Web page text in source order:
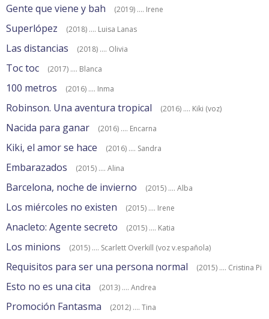
Gente que viene y bah (2019) .... Irene
Superlópez (2018) .... Luisa Lanas
Las distancias (2018) .... Olivia
Toc toc (2017) .... Blanca
100 metros (2016) .... Inma
Robinson. Una aventura tropical (2016) .... Kiki (voz)
Nacida para ganar (2016) .... Encarna
Kiki, el amor se hace (2016) .... Sandra
Embarazados (2015) .... Alina
Barcelona, noche de invierno (2015) .... Alba
Los miércoles no existen (2015) .... Irene
Anacleto: Agente secreto (2015) .... Katia
Los minions (2015) .... Scarlett Overkill (voz v.española)
Requisitos para ser una persona normal (2015) .... Cristina Pi
Esto no es una cita (2013) .... Andrea
Promoción Fantasma (2012) .... Tina